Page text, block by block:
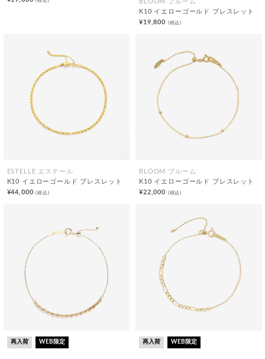
BLOOM ブルーム
K10 イエローゴールド ブレスレット
¥19,800 (税込)
ESTELLE エステール
K10 イエローゴールド ブレスレット
¥44,000(税込)
BLOOM ブルーム
K10 イエローゴールド ブレスレット
¥22,000 (税込)
再入荷 WEB限定 再入荷 WEB限定